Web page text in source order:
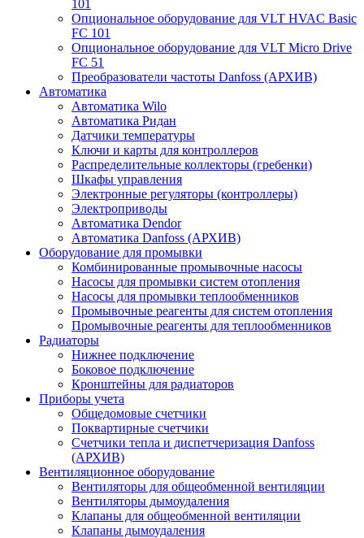
101
Опциональное оборудование для VLT HVAC Basic
FC 101
Опциональное оборудование для VLT Micro Drive
FC 51
Преобразователи частоты Danfoss (АРХИВ)
Автоматика
Автоматика Wilo
Автоматика Ридан
Датчики температуры
Ключи и карты для контроллеров
Распределительные коллекторы (гребенки)
Шкафы управления
Электронные регуляторы (контроллеры)
Электроприводы
Автоматика Dendor
Автоматика Danfoss (АРХИВ)
Оборудование для промывки
Комбинированные промывочные насосы
Насосы для промывки систем отопления
Насосы для промывки теплообменников
Промывочные реагенты для систем отопления
Промывочные реагенты для теплообменников
Радиаторы
Нижнее подключение
Боковое подключение
Кронштейны для радиаторов
Приборы учета
Общедомовые счетчики
Поквартирные счетчики
Счетчики тепла и диспетчеризация Danfoss
(АРХИВ)
Вентиляционное оборудование
Вентиляторы для общеобменной вентиляции
Вентиляторы дымоудаления
Клапаны для общеобменной вентиляции
Клапаны дымоудаления